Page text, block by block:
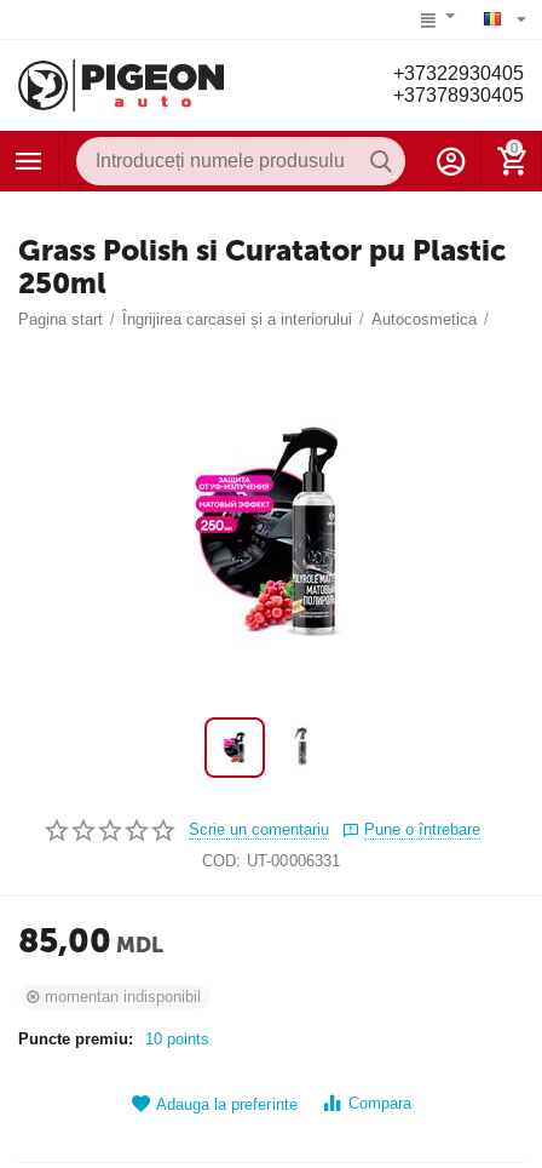
+37322930405
+37378930405
0
Grass Polish si Curatator pu Plastic
250ml
Pagina start / Îngrijirea carcasei și a interiorului / Autocosmetica /
Scrie un comentariu
Pune o întrebare
COD: UT-00006331
85,00 MDL
momentan indisponibil
Puncte premiu: 10 points
Adauga la preferinte Compara